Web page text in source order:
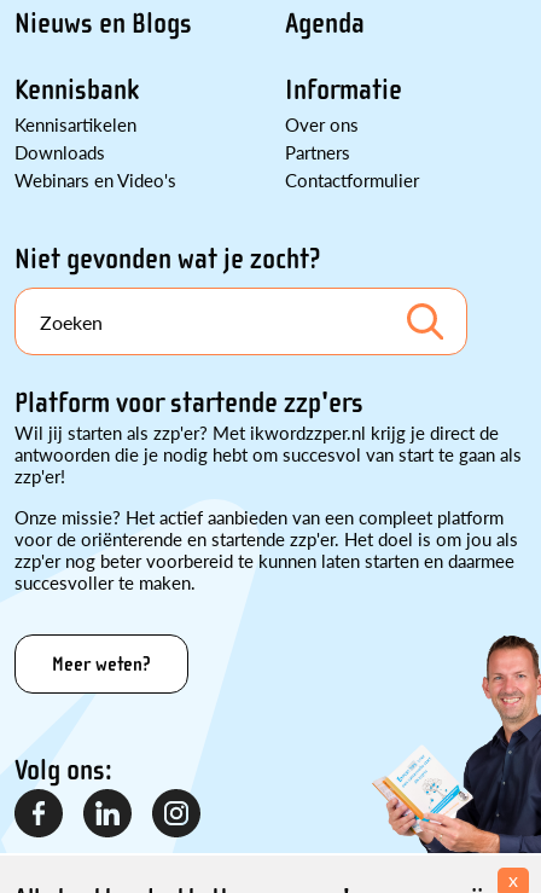
Nieuws en Blogs
Kennisbank
Kennisartikelen
Downloads
Webinars en Video's
Agenda
Informatie
Over ons
Partners
Contactformulier
Niet gevonden wat je zocht?
Zoeken
Platform voor startende zzp'ers
Wil jij starten als zzp'er? Met ikwordzzper.nl krijg je direct de
antwoorden die je nodig hebt om succesvol van start te gaan als
zzp'er!
Onze missie? Het actief aanbieden van een compleet platform
voor de oriënterende en startende zzp'er. Het doel is om jou als
zzp'er nog beter voorbereid te kunnen laten starten en daarmee
succesvoller te maken.
Meer weten?
Volg ons:
x